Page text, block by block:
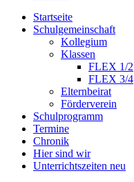
Startseite
Schulgemeinschaft
Kollegium
Klassen
FLEX 1/2
FLEX 3/4
Elternbeirat
Förderverein
Schulprogramm
Termine
Chronik
Hier sind wir
Unterrichtszeiten neu